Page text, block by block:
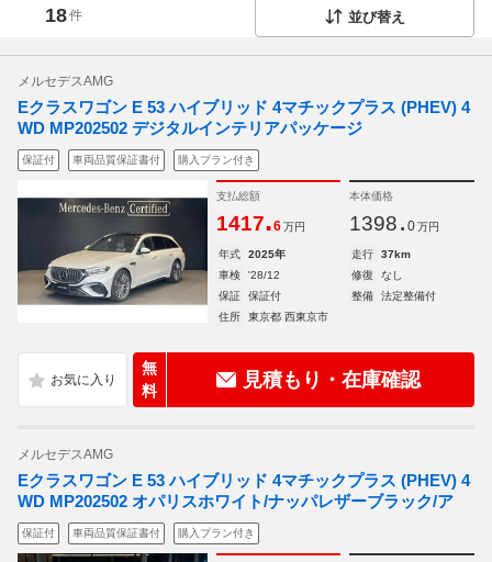
18件 並び替え
メルセデスAMG
Eクラスワゴン E 53 ハイブリッド 4マチックプラス (PHEV) 4
WD MP202502 デジタルインテリアパッケージ
保証付 車両品質保証書付 購入プラン付き
支払総額
1417.6 万円
本体価格
1398. 0 万円
年式 2025年 走行
37km
車検
'28/12 修復
なし
保証
保証付 整備
法定整備付
住所
東京都 西東京市
無
料
見積もり・在庫確認
メルセデスAMG
Eクラスワゴン E 53 ハイブリッド 4マチックプラス (PHEV) 4
WD MP202502 オパリスホワイト/ナッパレザーブラック/ア
保証付 車両品質保証書付 購入プラン付き